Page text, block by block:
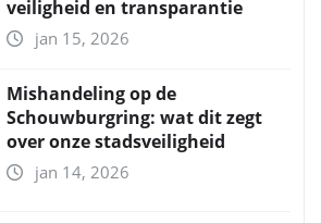
veiligheid en transparantie
jan 15, 2026
Mishandeling op de
Schouwburgring: wat dit zegt
over onze stadsveiligheid
jan 14, 2026